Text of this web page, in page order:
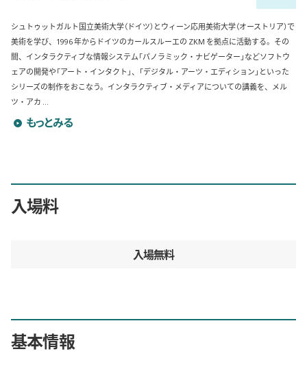
シュトゥットガルト国立美術大学（ドイツ）とウィーン応用美術大学（オーストリア）で
美術を学び、1996 年からドイツのカールスルーエの ZKM を拠点に活動する。その
間、インタラクティブな情報システム「パノラミック・ナビゲーター」などソフトウ
ェアの開発や「アート・インタクト」、「デジタル・アーツ・エディション」といった
シリーズの制作をおこなう。インタラクティブ・メディアについての講義を、メル
ツ・アカ ...
ウォルフガング・ミュンヒのプロフィールを詳しく見る
もっとみる
入場料
入場無料
基本情報